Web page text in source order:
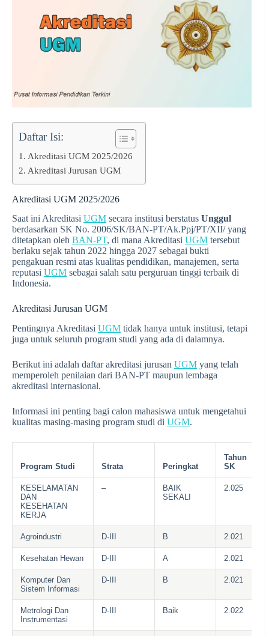
Daftar Isi:
Akreditasi UGM 2025/2026
Akreditasi Jurusan UGM
Akreditasi UGM 2025/2026
Saat ini Akreditasi UGM secara institusi berstatus Unggul
berdasarkan SK No. 2006/SK/BAN-PT/Ak.Ppj/PT/XII/ yang
ditetapkan oleh BAN-PT, di mana Akreditasi UGM tersebut
berlaku sejak tahun 2022 hingga 2027 sebagai bukti
pengakuan resmi atas kualitas pendidikan, manajemen, serta
reputasi UGM sebagai salah satu perguruan tinggi terbaik di
Indonesia.
Akreditasi Jurusan UGM
Pentingnya Akreditasi UGM tidak hanya untuk institusi, tetapi
juga untuk seluruh program studi yang ada di dalamnya.
Berikut ini adalah daftar akreditasi jurusan UGM yang telah
memperoleh penilaian dari BAN-PT maupun lembaga
akreditasi internasional.
Informasi ini penting bagi calon mahasiswa untuk mengetahui
kualitas masing-masing program studi di UGM.
Program Studi Strata Peringkat
Tahun
SK
KESELAMATAN
DAN
KESEHATAN
KERJA
–
BAIK
SEKALI
2.025
Agroindustri D-III B 2.021
Kesehatan Hewan D-III A 2.021
Komputer Dan
Sistem Informasi
D-III B 2.021
Metrologi Dan
Instrumentasi
D-III Baik 2.022